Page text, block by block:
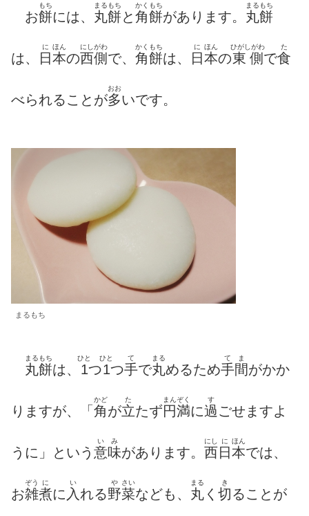
お餅
もち
には、 丸餅
まるもち
と角餅
かくもち
があります。 丸餅
まるもち
は、 日
に
本
ほん
の西側
にしがわ
で、 角餅
かくもち
は、 日
に
本
ほん
の東側
ひがしがわ
で食
た
べられることが多
おお
いです。
まるもち
丸餅
まるもち
は、 1
ひと
つ1
ひと
つ手
て
で丸
まる
めるため手間
てま
がかか
りますが、「 角
かど
が立
た
たず円満
まんぞく
に過
す
ごせますよ
うに」という 意味
いみ
があります。 西
にし
日
に
本
ほん
では、
お雑
ぞう
煮
に
に 入
い
れる野
や
菜
さい
なども、 丸
まる
く 切
き
ることが